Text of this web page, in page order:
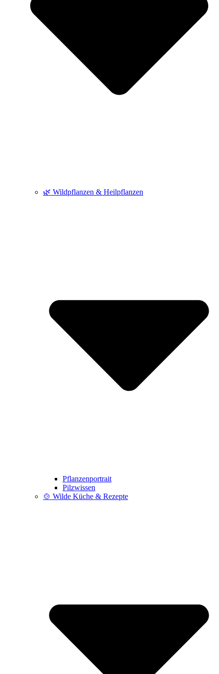
🌿 Wildpflanzen & Heilpflanzen
Pflanzenportrait
Pilzwissen
🍲 Wilde Küche & Rezepte